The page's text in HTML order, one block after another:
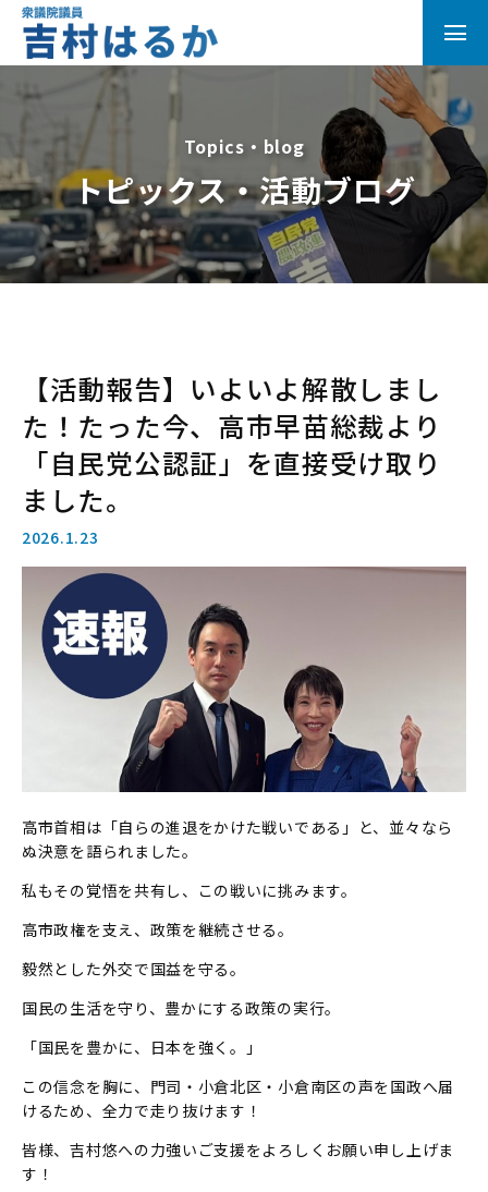
Topics・blog
トピックス・活動ブログ
【活動報告】いよいよ解散しまし
た！たった今、高市早苗総裁より
「自民党公認証」を直接受け取り
ました。
2026.1.23
高市首相は「自らの進退をかけた戦いである」と、並々なら
ぬ決意を語られました。
私もその覚悟を共有し、この戦いに挑みます。
高市政権を支え、政策を継続させる。
毅然とした外交で国益を守る。
国民の生活を守り、豊かにする政策の実行。
「国民を豊かに、日本を強く。」
この信念を胸に、門司・小倉北区・小倉南区の声を国政へ届
けるため、全力で走り抜けます！
皆様、吉村悠への力強いご支援をよろしくお願い申し上げま
す！